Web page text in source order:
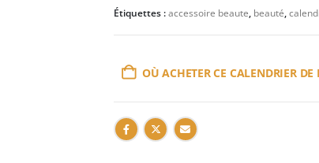
Étiquettes :accessoire beaute, beauté,
OÙ ACHETER CE CALENDRIER